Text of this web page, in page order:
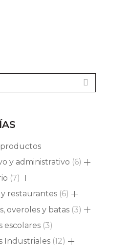
productos
y administrativo 66
77
products
restaurantes 66
products
overoles y batas 33
escolares 33
products
Industriales 1212